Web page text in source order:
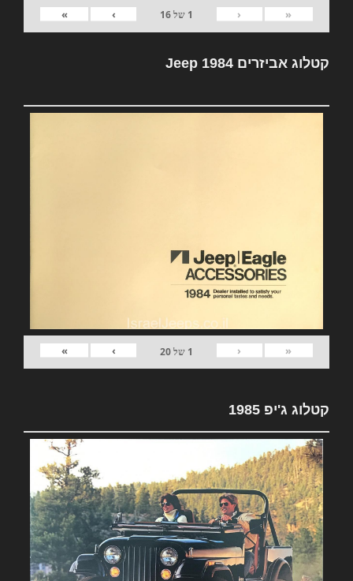
«
‹
1 של16
›
»
קטלוג אביזרים Jeep 1984
«
‹
1 של20
›
»
קטלוג ג'יפ 1985